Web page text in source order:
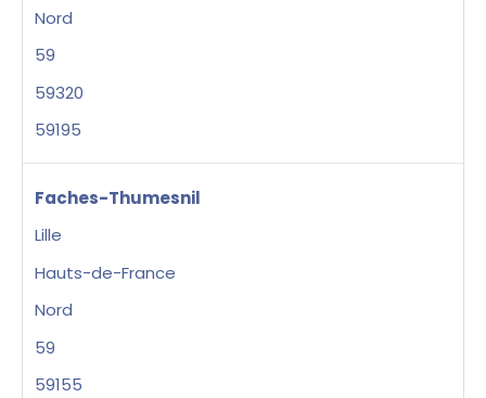
Nord
59
59320
59195
Faches-Thumesnil
Lille
Hauts-de-France
Nord
59
59155